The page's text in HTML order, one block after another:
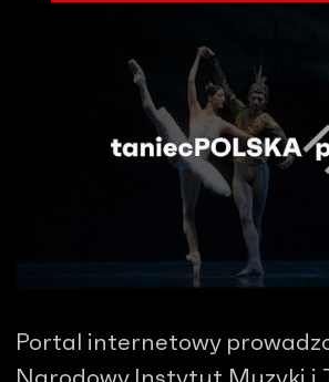
Portal internetowy